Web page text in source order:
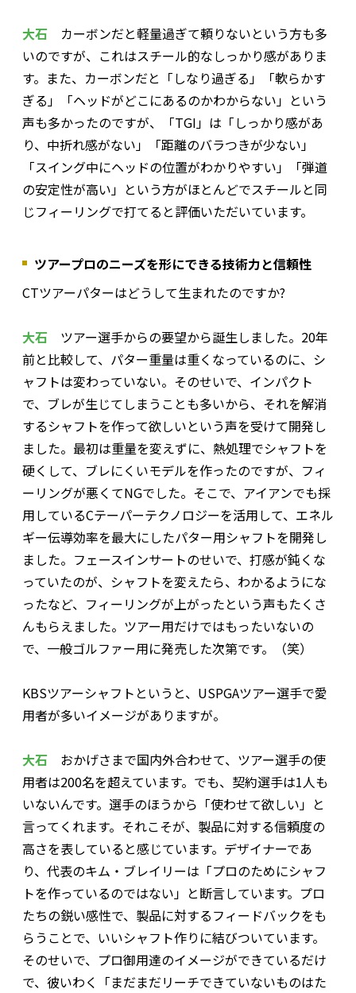
大石 カーボンだと軽量過ぎて頼りないという方も多
いのですが、これはスチール的なしっかり感がありま
す。また、カーボンだと「しなり過ぎる」「軟らかす
ぎる」「ヘッドがどこにあるのかわからない」という
声も多かったのですが、「TGI」は「しっかり感があ
り、中折れ感がない」「距離のバラつきが少ない」
「スイング中にヘッドの位置がわかりやすい」「弾道
の安定性が高い」という方がほとんどでスチールと同
じフィーリングで打てると評価いただいています。
ツアープロのニーズを形にできる技術力と信頼性
――CTツアーパターはどうして生まれたのですか?
大石 ツアー選手からの要望から誕生しました。20年
前と比較して、パター重量は重くなっているのに、シ
ャフトは変わっていない。そのせいで、インパクト
で、ブレが生じてしまうことも多いから、それを解消
するシャフトを作って欲しいという声を受けて開発し
ました。最初は重量を変えずに、熱処理でシャフトを
硬くして、ブレにくいモデルを作ったのですが、フィ
ーリングが悪くてNGでした。そこで、アイアンでも採
用しているCテーパーテクノロジーを活用して、エネル
ギー伝導効率を最大にしたパター用シャフトを開発し
ました。フェースインサートのせいで、打感が鈍くな
っていたのが、シャフトを変えたら、わかるようにな
ったなど、フィーリングが上がったという声もたくさ
んもらえました。ツアー用だけではもったいないの
で、一般ゴルファー用に発売した次第です。（笑）
――KBSツアーシャフトというと、USPGAツアー選手で愛
用者が多いイメージがありますが。
大石 おかげさまで国内外合わせて、ツアー選手の使
用者は200名を超えています。でも、契約選手は1人も
いないんです。選手のほうから「使わせて欲しい」と
言ってくれます。それこそが、製品に対する信頼度の
高さを表していると感じています。デザイナーであ
り、代表のキム・ブレイリーは「プロのためにシャフ
トを作っているのではない」と断言しています。プロ
たちの鋭い感性で、製品に対するフィードバックをも
らうことで、いいシャフト作りに結びついています。
そのせいで、プロ御用達のイメージができているだけ
で、彼いわく「まだまだリーチできていないものはた